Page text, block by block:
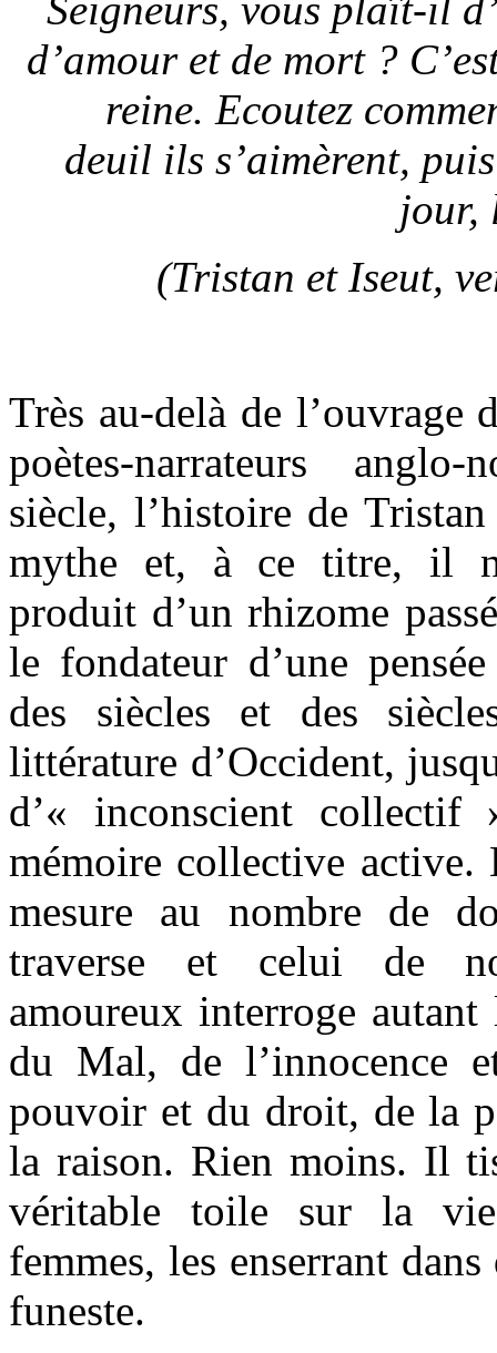
Seigneurs, vous plaît-il
d’amour et de mort ?
reine. Ecoutez
deuil ils s’aimèrent,
jour,
(Tristan et Iseut,
Très au-delà de l’ouvrage
poètes-narrateurs
siècle, l’histoire de
mythe et, à ce titre, il
produit d’un rhizome
le fondateur d’une
des siècles et des
littérature d’Occident,
d’« inconscient
mémoire collective active.
mesure au nombre de
traverse et celui de
amoureux interroge
du Mal, de l’innocence
pouvoir et du droit, de la
la raison. Rien moins. Il
véritable toile sur la
femmes, les enserrant
funeste.